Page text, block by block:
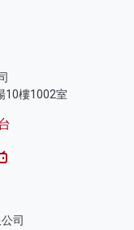
10樓1002室
司